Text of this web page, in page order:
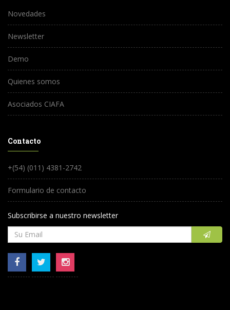
Novedades
Newsletter
Demo
Quienes somos
Asociados CIAFA
Contacto
+(54) (011) 4381-2742
Formulario de contacto
Subscribirse a nuestro newsletter